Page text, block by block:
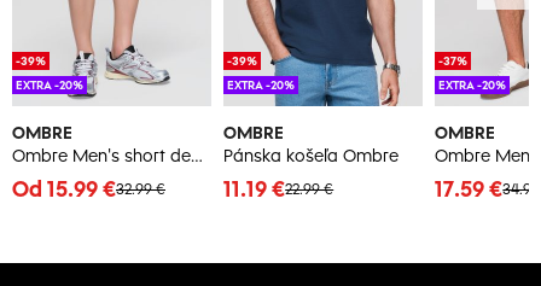
OMBRE
Ombre Men's short denim shorts with rubbing and rolled up leg - gray
32.99 €
Od 15.99 €
-39%
EXTRA -20%
OMBRE
Pánska košeľa Ombre
22.99 €
11.19 €
-39%
EXTRA -20%
OMBRE
17.59 €
-37%
EXTRA -20%